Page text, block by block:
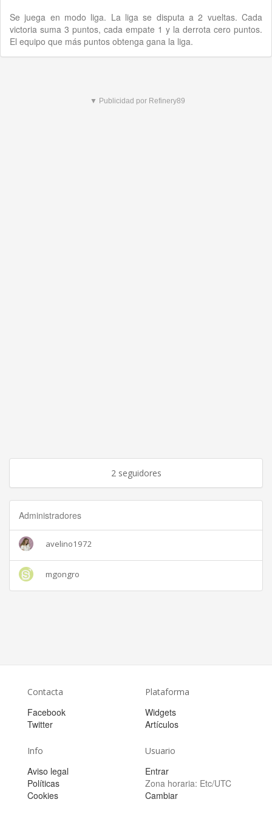
Se juega en modo liga. La liga se disputa a 2 vueltas. Cada
victoria suma 3 puntos, cada empate 1 y la derrota cero puntos.
El equipo que más puntos obtenga gana la liga.
▼ Publicidad por Refinery89
2 seguidores
Administradores
avelino1972
mgongro
Contacta
Facebook
Twitter
Plataforma
Widgets
Artículos
Info
Aviso legal
Políticas
Cookies
Usuario
Entrar
Zona horaria: Etc/UTC
Cambiar